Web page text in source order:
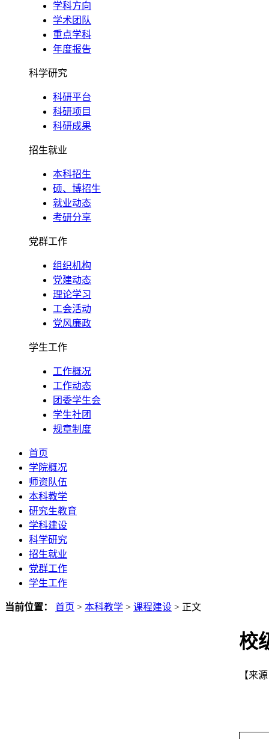
学科方向
学术团队
重点学科
年度报告
科学研究
科研平台
科研项目
科研成果
招生就业
本科招生
硕、博招生
就业动态
考研分享
党群工作
组织机构
党建动态
理论学习
工会活动
党风廉政
学生工作
工作概况
工作动态
团委学生会
学生社团
规章制度
首页
学院概况
师资队伍
本科教学
研究生教育
学科建设
科学研究
招生就业
党群工作
学生工作
当前位置： 首页 > 本科教学 > 课程建设 > 正文
校
【来